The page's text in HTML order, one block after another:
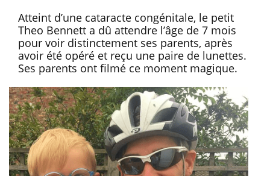
Atteint d’une cataracte congénitale, le petit
Theo Bennett a dû attendre l’âge de 7 mois
pour voir distinctement ses parents, après
avoir été opéré et reçu une paire de lunettes.
Ses parents ont filmé ce moment magique.